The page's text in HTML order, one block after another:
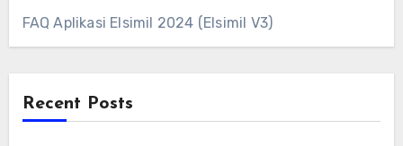
FAQ Aplikasi Elsimil 2024 (Elsimil V3)
Recent Posts